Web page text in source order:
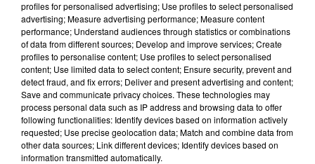
mardi 6 septembre 2022.
Le commissariat reçoit un signalement sur de
possibles pieds de cannabis plantés dans un champ.
Les policiers, spécialisés dans le flagrant délit, se
rendent alors sur les lieux indiqués. Caché dans le
bois à proximité, ils découvrent alors treize pieds
plantés et en cours de culture. La petite exploitation
mise en lumière, un dispositif de surveillance est mis
profiles for personalised advertising; Use profiles to select personalised
advertising; Measure advertising performance; Measure content
performance; Understand audiences through statistics or combinations
of data from different sources; Develop and improve services; Create
profiles to personalise content; Use profiles to select personalised
content; Use limited data to select content; Ensure security, prevent and
detect fraud, and fix errors; Deliver and present advertising and content;
Save and communicate privacy choices. These technologies may
process personal data such as IP address and browsing data to offer
following functionalities: Identify devices based on information actively
requested; Use precise geolocation data; Match and combine data from
other data sources; Link different devices; Identify devices based on
information transmitted automatically.